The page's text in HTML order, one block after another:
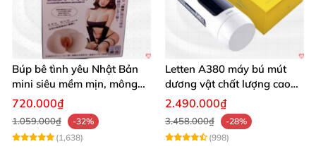
Búp bê tình yêu Nhật Bản
mini siêu mềm mịn, mông
tròn quyến rũ
720.000₫
1.059.000₫
-32%
(1,638)
Letten A380 máy bú mút
dương vật chất lượng cao
giá tốt
2.490.000₫
3.458.000₫
-28%
(998)